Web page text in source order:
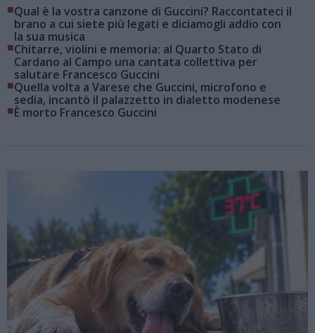
■Qual è la vostra canzone di Guccini? Raccontateci il
brano a cui siete più legati e diciamogli addio con
la sua musica
■Chitarre, violini e memoria: al Quarto Stato di
Cardano al Campo una cantata collettiva per
salutare Francesco Guccini
■Quella volta a Varese che Guccini, microfono e
sedia, incantò il palazzetto in dialetto modenese
■È morto Francesco Guccini